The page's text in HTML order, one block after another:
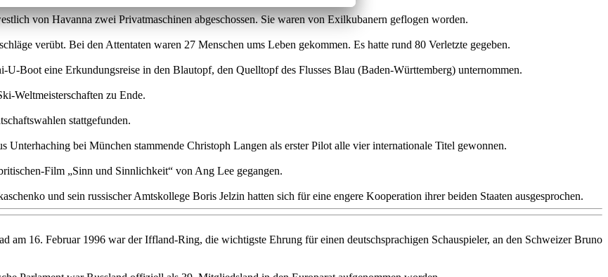
von Havanna zwei Privatmaschinen abgeschossen. Sie waren von Exilkubanern geflogen worden.
verübt. Bei den Attentaten waren 27 Menschen ums Leben gekommen. Es hatte rund 80 Verletzte gegeben.
Boot eine Erkundungsreise in den Blautopf, den Quelltopf des Flusses Blau (Baden-Württemberg) unternommen.
Weltmeisterschaften zu Ende.
stattgefunden.
Unterhaching bei München stammende Christoph Langen als erster Pilot alle vier internationale Titel gewonnen.
Film „Sinn und Sinnlichkeit“ von Ang Lee gegangen.
und sein russischer Amtskollege Boris Jelzin hatten sich für eine engere Kooperation ihrer beiden Staaten ausgesprochen.
am 16. Februar 1996 war der Iffland-Ring, die wichtigste Ehrung für einen deutschsprachigen Schauspieler, an den Schweizer Bruno